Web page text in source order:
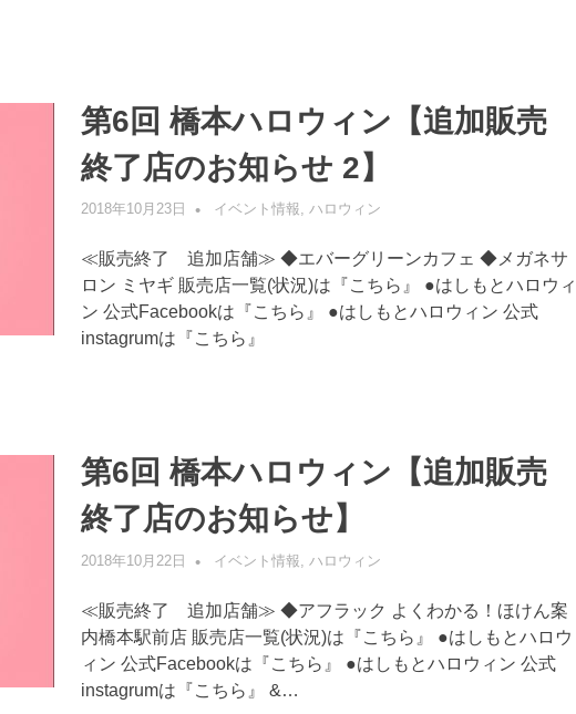
第6回 橋本ハロウィン【追加販売
終了店のお知らせ 2】
2018年10月23日 管理者
イベント情報, ハロウィン
≪販売終了 追加店舗≫ ◆エバーグリーンカフェ ◆メガネサ
ロン ミヤギ 販売店一覧(状況)は『こちら』 ●はしもとハロウィ
ン 公式Facebookは『こちら』 ●はしもとハロウィン 公式
instagrumは『こちら』
第6回 橋本ハロウィン【追加販売
終了店のお知らせ】
2018年10月22日 管理者
イベント情報 ハロウィン
≪販売終了 追加店舗≫ ◆アフラック よくわかる！ほけん案
内橋本駅前店 販売店一覧(状況)は『こちら』 ●はしもとハロウ
ィン 公式Facebookは『こちら』 ●はしもとハロウィン 公式
instagrumは『こちら』 &…